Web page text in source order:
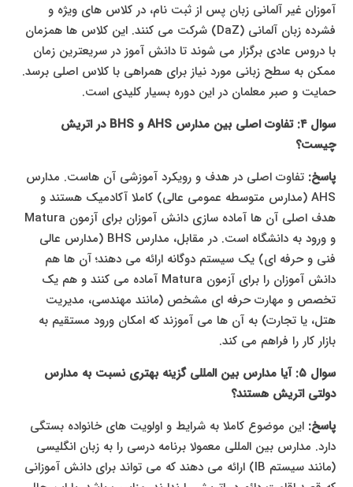
آموزان غیر آلمانی زبان پس از ثبت نام، در کلاس های ویژه و
فشرده زبان آلمانی (DaZ) شرکت می کنند. این کلاس ها همزمان
با دروس عادی برگزار می شوند تا دانش آموز در سریعترین زمان
ممکن به سطح زبانی مورد نیاز برای همراهی با کلاس اصلی برسد.
حمایت و صبر معلمان در این دوره بسیار کلیدی است.
سوال ۴: تفاوت اصلی بین مدارس AHS و BHS در اتریش
چیست؟
پاسخ: تفاوت اصلی در هدف و رویکرد آموزشی آن هاست. مدارس
AHS (مدارس متوسطه عمومی عالی) کاملا آکادمیک هستند و
هدف اصلی آن ها آماده سازی دانش آموزان برای آزمون Matura
و ورود به دانشگاه است. در مقابل، مدارس BHS (مدارس عالی
فنی و حرفه ای) یک سیستم دوگانه ارائه می دهند؛ آن ها هم
دانش آموزان را برای آزمون Matura آماده می کنند و هم یک
تخصص و مهارت حرفه ای مشخص (مانند مهندسی، مدیریت
هتل، یا تجارت) به آن ها می آموزند که امکان ورود مستقیم به
بازار کار را فراهم می کند.
سوال ۵: آیا مدارس بین المللی گزینه بهتری نسبت به مدارس
دولتی اتریش هستند؟
پاسخ: این موضوع کاملا به شرایط و اولویت های خانواده بستگی
دارد. مدارس بین المللی معمولا برنامه درسی را به زبان انگلیسی
(مانند سیستم IB) ارائه می دهند که می تواند برای دانش آموزانی